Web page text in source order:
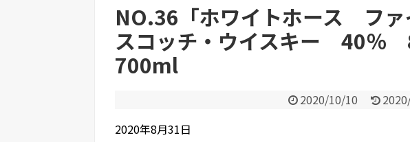
NO.36「ホワイトホース ファ
スコッチ・ウイスキー 40％
700ml
2020/10/10
2020年8月31日